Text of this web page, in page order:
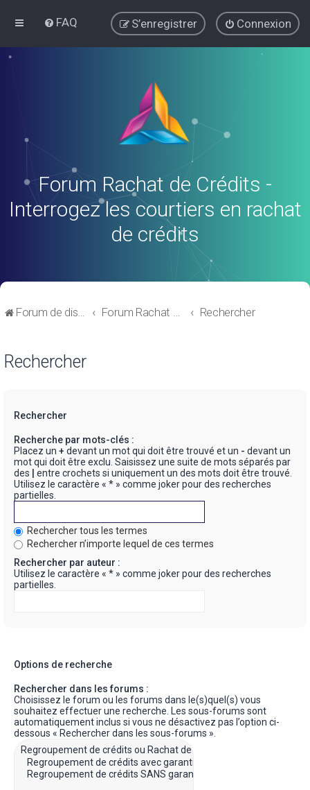
FAQ Connexion
S’enregistrer
Forum Rachat de Crédits -
Interrogez les courtiers en rachat
de crédits
Forum de discussions sur le Regroupement de Crédits et le Rachat de Crédits Forum Rachat de Crédits Rechercher
Rechercher
Rechercher
Recherche par mots-clés :
Placez un + devant un mot qui doit être trouvé et un - devant un
mot qui doit être exclu. Saisissez une suite de mots séparés par
des
entre crochets si uniquement un des mots doit être trouvé.
Utilisez le caractère « * » comme joker pour des recherches
partielles.
Rechercher tous les termes
Rechercher n’importe lequel de ces termes
Rechercher par auteur :
Utilisez le caractère « * » comme joker pour des recherches
partielles.
Options de recherche
Rechercher dans les forums :
Choisissez le forum ou les forums dans le(s)quel(s) vous
souhaitez effectuer une recherche. Les sous-forums sont
automatiquement inclus si vous ne désactivez pas l’option ci-
dessous « Rechercher dans les sous-forums ».